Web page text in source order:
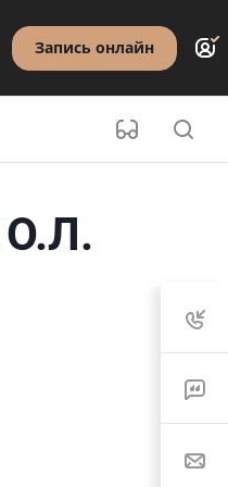
Запись онлайн
О.Л.